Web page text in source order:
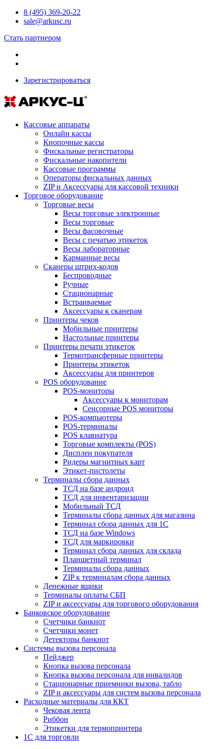
8 (495) 369-20-22
sale@arkusc.ru
Стать партнером
Зарегистрироваться
Кассовые аппараты
Онлайн кассы
Кнопочные кассы
Фискальные регистраторы
Фискальные накопители
Кассовые программы
Операторы фискальных данных
ZIP и Аксессуары для кассовой техники
Торговое оборудование
Торговые весы
Весы торговые электронные
Весы торговые
Весы фасовочные
Весы с печатью этикеток
Весы лабораторные
Карманные весы
Сканеры штрих-кодов
Беспроводные
Ручные
Стационарные
Встраиваемые
Аксессуары к сканерам
Принтеры чеков
Мобильные принтеры
Настольные принтеры
Принтеры печати этикеток
Термотрансферные принтеры
Принтеры этикеток
Аксессуары для принтеров
POS оборудование
POS-мониторы
Аксессуары к мониторам
Сенсорные POS мониторы
POS-компьютеры
POS-терминалы
POS клавиатура
Торговые комплекты (POS)
Дисплеи покупателя
Ридеры магнитных карт
Этикет-пистолеты
Терминалы сбора данных
ТСД на базе андроид
ТСД для инвентаризации
Мобильный ТСД
Терминалы сбора данных для магазина
Терминал сбора данных для 1C
ТСД на базе Windows
ТСД для маркировки
Терминал сбора данных для склада
Планшетный терминал
Терминалы сбора данных
ZIP к терминалам сбора данных
Денежные ящики
Терминалы оплаты СБП
ZIP и аксессуары для торгового оборудования
Банковское оборудование
Счетчики банкнот
Счетчики монет
Детекторы банкнот
Системы вызова персонала
Пейджер
Кнопка вызова персонала
Кнопка вызова персонала для инвалидов
Стационарные приемники вызова, табло
ZIP и аксессуары для систем вызова персонала
Расходные материалы для ККТ
Чековая лента
Риббон
Этикетки для термопринтера
1С для торговли